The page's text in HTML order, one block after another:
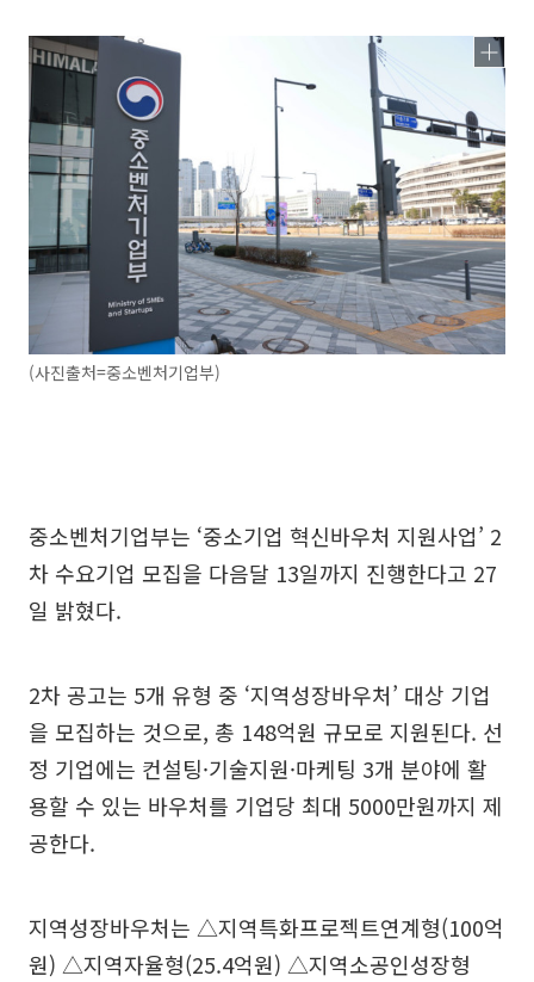
(사진출처=중소벤처기업부)
중소벤처기업부는 ‘중소기업 혁신바우처 지원사업’ 2
차 수요기업 모집을 다음달 13일까지 진행한다고 27
일 밝혔다.
2차 공고는 5개 유형 중 ‘지역성장바우처’ 대상 기업
을 모집하는 것으로, 총 148억원 규모로 지원된다. 선
정 기업에는 컨설팅·기술지원·마케팅 3개 분야에 활
용할 수 있는 바우처를 기업당 최대 5000만원까지 제
공한다.
지역성장바우처는 △지역특화프로젝트연계형(100억
원) △지역자율형(25.4억원) △지역소공인성장형